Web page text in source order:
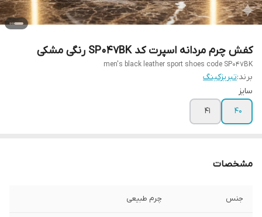
کفش چرم مردانه اسپرت کد SP047BK رنگی مشکی
men's black leather sport shoes code SP047BK
برند:تبریزکینگ
سایز
40
41
مشخصات
جنس چرم طبیعی